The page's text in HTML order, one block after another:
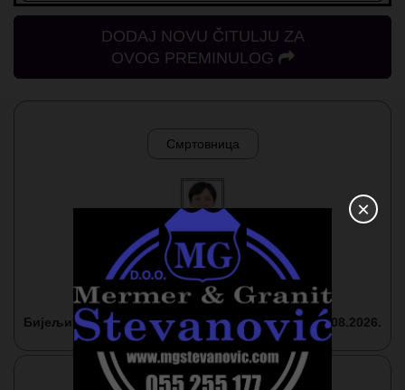
DODAJ NOVU ČITULJU ZA
OVOG PREMINULOG
Смртовница
Душанка Стајић
1947-2026.
Бијељина 09.08.2026.
×